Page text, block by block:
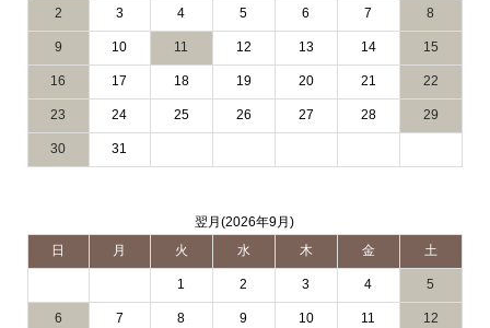
2 3 4 5 6 7 8
9 10 11 12 13 14 15
16 17 18 19 20 21 22
23 24 25 26 27 28 29
30 31
翌月(2026年9月)
日
月 火 水 木 金 土
1 2 3 4 5
6 7 8 9 10 11 12